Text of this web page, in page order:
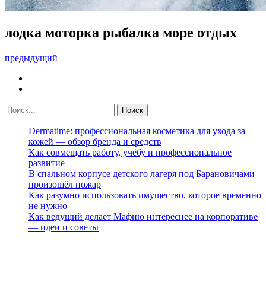
лодка моторка рыбалка море отдых
предыдущий
Dermatime: профессиональная косметика для ухода за
кожей — обзор бренда и средств
Как совмещать работу, учёбу и профессиональное
развитие
В спальном корпусе детского лагеря под Барановичами
произошёл пожар
Как разумно использовать имущество, которое временно
не нужно
Как ведущий делает Мафию интереснее на корпоративе
— идеи и советы